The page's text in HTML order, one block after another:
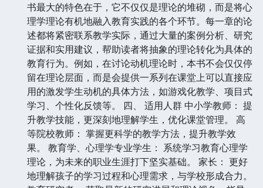
书最大的特色在于，它不仅仅是理论的堆砌，而是将心
理学理论有机地融入教育实践的各个环节。每一章的论
述都将紧密联系教学实际，通过大量的案例分析、研究
证据和实用建议，帮助读者将抽象的理论转化为具体的
教育行为。例如，在讨论动机理论时，本书不会仅仅停
留在理论层面，而是会提供一系列在课堂上可以直接应
用的激发学生动机的具体方法，如游戏化教学、项目式
学习、个性化反馈等。 四、 适用人群 中小学教师： 提
升教学技能，更深刻地理解学生，优化课堂管理。 高
等院校教师： 掌握更科学的教学方法，提升教学效
果。 教育学、心理学专业学生： 系统学习教育心理学
理论，为未来的职业生涯打下坚实基础。 家长： 更好
地理解孩子的学习过程和心理需求，与学校形成合力。